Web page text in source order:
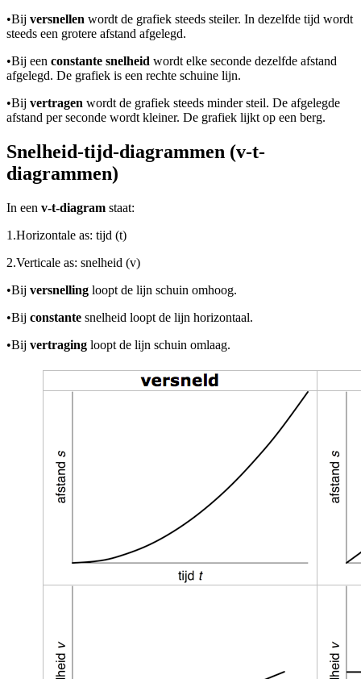
•Bij versnellen wordt de grafiek steeds steiler. In dezelfde tijd wordt
steeds een grotere afstand afgelegd.
•Bij een constante snelheid wordt elke seconde dezelfde afstand
afgelegd. De grafiek is een rechte schuine lijn.
•Bij vertragen wordt de grafiek steeds minder steil. De afgelegde
afstand per seconde wordt kleiner. De grafiek lijkt op een berg.
Snelheid-tijd-diagrammen (v-t-
diagrammen)
In een v-t-diagram staat:
1.Horizontale as: tijd (t)
2.Verticale as: snelheid (v)
•Bij versnelling loopt de lijn schuin omhoog.
•Bij constante snelheid loopt de lijn horizontaal.
•Bij vertraging loopt de lijn schuin omlaag.